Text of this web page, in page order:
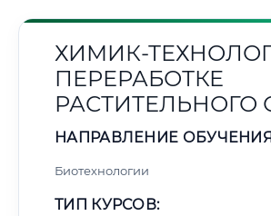
ХИМИК-
ПЕРЕРАБОТКЕ
РАСТИТЕЛЬНОГО
НАПРАВЛЕНИЕ
Биотехнологии
ТИП КУРСОВ: